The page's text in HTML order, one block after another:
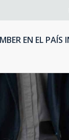
EN EL PAÍS